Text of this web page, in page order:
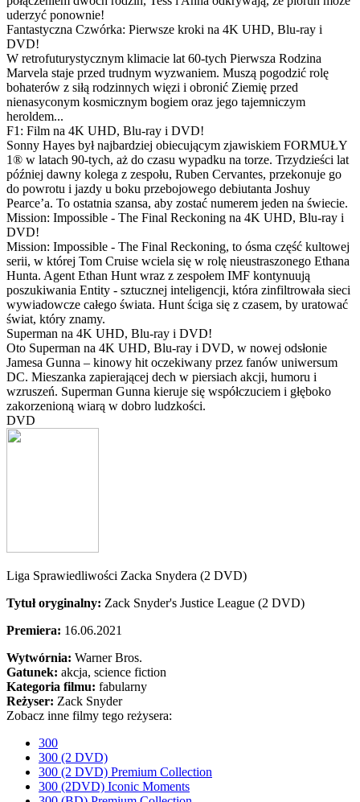
uderzyć ponownie!
Fantastyczna Czwórka: Pierwsze kroki na 4K UHD, Blu-ray i
DVD!
W retrofuturystycznym klimacie lat 60-tych Pierwsza Rodzina
Marvela staje przed trudnym wyzwaniem. Muszą pogodzić rolę
bohaterów z siłą rodzinnych więzi i obronić Ziemię przed
nienasyconym kosmicznym bogiem oraz jego tajemniczym
heroldem...
F1: Film na 4K UHD, Blu-ray i DVD!
Sonny Hayes był najbardziej obiecującym zjawiskiem FORMUŁY
1® w latach 90-tych, aż do czasu wypadku na torze. Trzydzieści lat
później dawny kolega z zespołu, Ruben Cervantes, przekonuje go
do powrotu i jazdy u boku przebojowego debiutanta Joshuy
Pearce’a. To ostatnia szansa, aby zostać numerem jeden na świecie.
Mission: Impossible - The Final Reckoning na 4K UHD, Blu-ray i
DVD!
Mission: Impossible - The Final Reckoning, to ósma część kultowej
serii, w której Tom Cruise wciela się w rolę nieustraszonego Ethana
Hunta. Agent Ethan Hunt wraz z zespołem IMF kontynuują
poszukiwania Entity - sztucznej inteligencji, która zinfiltrowała sieci
wywiadowcze całego świata. Hunt ściga się z czasem, by uratować
świat, który znamy.
Superman na 4K UHD, Blu-ray i DVD!
Oto Superman na 4K UHD, Blu-ray i DVD, w nowej odsłonie
Jamesa Gunna – kinowy hit oczekiwany przez fanów uniwersum
DC. Mieszanka zapierającej dech w piersiach akcji, humoru i
wzruszeń. Superman Gunna kieruje się współczuciem i głęboko
zakorzenioną wiarą w dobro ludzkości.
DVD
Liga Sprawiedliwości Zacka Snydera (2 DVD)
Tytuł oryginalny: Zack Snyder's Justice League (2 DVD)
Premiera: 16.06.2021
Wytwórnia: Warner Bros.
Gatunek: akcja, science fiction
Kategoria filmu: fabularny
Reżyser: Zack Snyder
Zobacz inne filmy tego reżysera:
300
300 (2 DVD)
300 (2 DVD) Premium Collection
300 (2DVD) Iconic Moments